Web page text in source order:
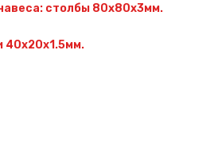
столбы 80х80х3мм.
40х20х1.5мм.